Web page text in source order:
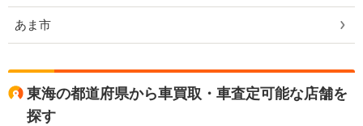
あま市
東海の都道府県から車買取・車査定可能な店舗を
探す